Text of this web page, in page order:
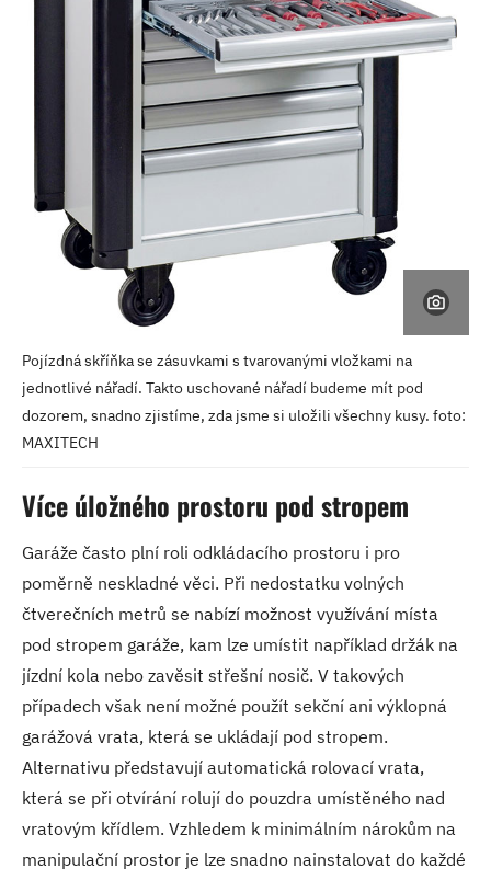
Pojízdná skříňka se zásuvkami s tvarovanými vložkami na
jednotlivé nářadí. Takto uschované nářadí budeme mít pod
dozorem, snadno zjistíme, zda jsme si uložili všechny kusy. foto:
MAXITECH
Více úložného prostoru pod stropem
Garáže často plní roli odkládacího prostoru i pro
poměrně neskladné věci. Při nedostatku volných
čtverečních metrů se nabízí možnost využívání místa
pod stropem garáže, kam lze umístit například držák na
jízdní kola nebo zavěsit střešní nosič. V takových
případech však není možné použít sekční ani výklopná
garážová vrata, která se ukládají pod stropem.
Alternativu představují automatická rolovací vrata,
která se při otvírání rolují do pouzdra umístěného nad
vratovým křídlem. Vzhledem k minimálním nárokům na
manipulační prostor je lze snadno nainstalovat do každé